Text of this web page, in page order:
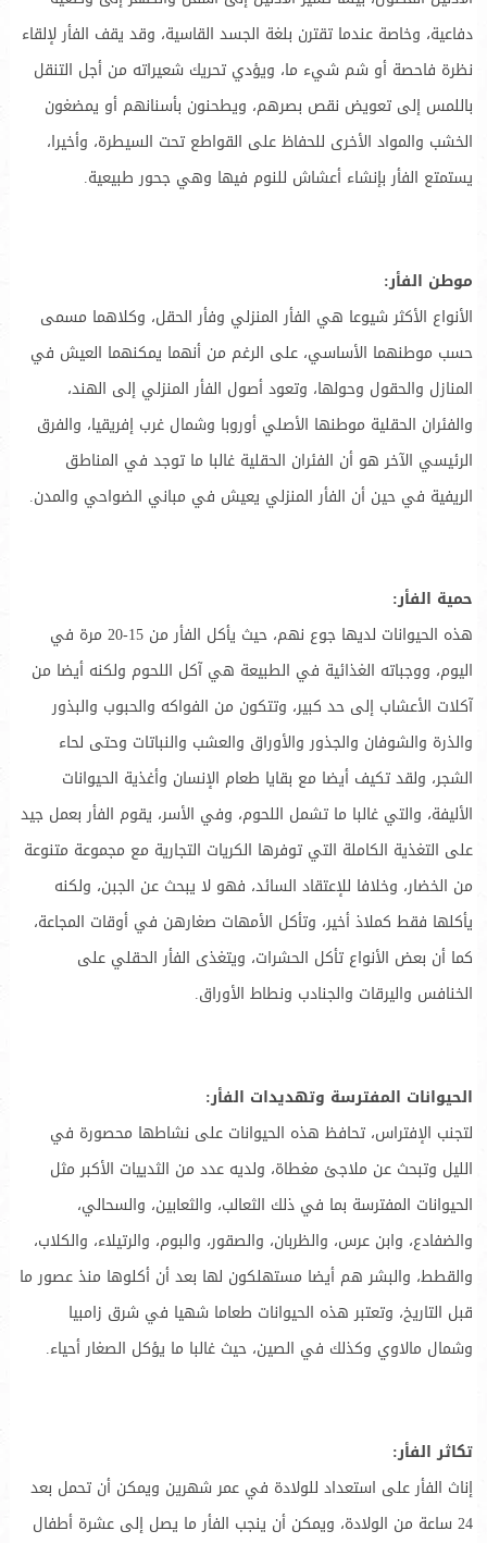
دفاعية، وخاصة عندما تقترن بلغة الجسد القاسية، وقد يقف الفأر لإلقاء
نظرة فاحصة أو شم شيء ما، ويؤدي تحريك شعيراته من أجل التنقل
باللمس إلى تعويض نقص بصرهم، ويطحنون بأسنانهم أو يمضغون
الخشب والمواد الأخرى للحفاظ على القواطع تحت السيطرة، وأخيرا،
يستمتع الفأر بإنشاء أعشاش للنوم فيها وهي جحور طبيعية.
موطن الفأر:
الأنواع الأكثر شيوعا هي الفأر المنزلي وفأر الحقل، وكلاهما مسمى
حسب موطنهما الأساسي، على الرغم من أنهما يمكنهما العيش في
المنازل والحقول وحولها، وتعود أصول الفأر المنزلي إلى الهند،
والفئران الحقلية موطنها الأصلي أوروبا وشمال غرب إفريقيا، والفرق
الرئيسي الآخر هو أن الفئران الحقلية غالبا ما توجد في المناطق
الريفية في حين أن الفأر المنزلي يعيش في مباني الضواحي والمدن.
حمية الفأر:
هذه الحيوانات لديها جوع نهم، حيث يأكل الفأر من 15-20 مرة في
اليوم، ووجباته الغذائية في الطبيعة هي آكل اللحوم ولكنه أيضا من
آكلات الأعشاب إلى حد كبير، وتتكون من الفواكه والحبوب والبذور
والذرة والشوفان والجذور والأوراق والعشب والنباتات وحتى لحاء
الشجر، ولقد تكيف أيضا مع بقايا طعام الإنسان وأغذية الحيوانات
الأليفة، والتي غالبا ما تشمل اللحوم، وفي الأسر، يقوم الفأر بعمل جيد
على التغذية الكاملة التي توفرها الكريات التجارية مع مجموعة متنوعة
من الخضار، وخلافا للإعتقاد السائد، فهو لا يبحث عن الجبن، ولكنه
يأكلها فقط كملاذ أخير، وتأكل الأمهات صغارهن في أوقات المجاعة،
كما أن بعض الأنواع تأكل الحشرات، ويتغذى الفأر الحقلي على
الخنافس واليرقات والجنادب ونطاط الأوراق.
الحيوانات المفترسة وتهديدات الفأر:
لتجنب الإفتراس، تحافظ هذه الحيوانات على نشاطها محصورة في
الليل وتبحث عن ملاجئ مغطاة، ولديه عدد من الثدييات الأكبر مثل
الحيوانات المفترسة بما في ذلك الثعالب، والثعابين، والسحالي،
والضفادع، وابن عرس، والظربان، والصقور، والبوم، والرتيلاء، والكلاب،
والقطط، والبشر هم أيضا مستهلكون لها بعد أن أكلوها منذ عصور ما
قبل التاريخ، وتعتبر هذه الحيوانات طعاما شهيا في شرق زامبيا
وشمال مالاوي وكذلك في الصين، حيث غالبا ما يؤكل الصغار أحياء.
تكاثر الفأر:
إناث الفأر على استعداد للولادة في عمر شهرين ويمكن أن تحمل بعد
24 ساعة من الولادة، ويمكن أن ينجب الفأر ما يصل إلى عشرة أطفال